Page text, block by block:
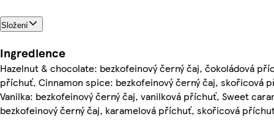
Složení
Ingredience
Hazelnut & chocolate: bezkofeinový černý čaj, čokoládová
příchuť, Cinnamon spice: bezkofeinový černý čaj, skořicová
Vanilka: bezkofeinový černý čaj, vanilková příchuť, Sweet
bezkofeinový černý čaj, karamelová příchuť, skořicová